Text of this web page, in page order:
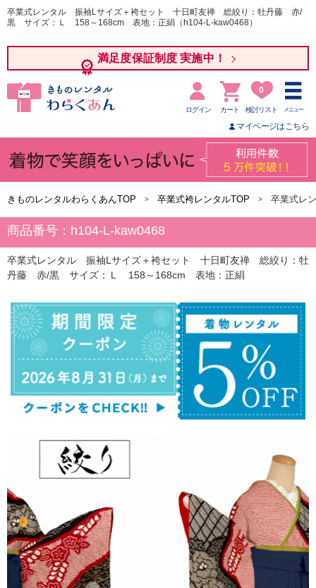
卒業式レンタル 振袖Lサイズ＋袴セット 十日町友禅 総絞り：牡丹藤 赤/
黒 サイズ：Ｌ 158～168cm 表地：正絹（h104-L-kaw0468）
満足度保証制度 実施中！
ログイン カート
0
検討リスト メニュー
マイページはこちら
きものレンタルわらくあんTOP 卒業式袴レンタルTOP 卒業式レ
商品番号：h104-L-kaw0468
卒業式レンタル 振袖Lサイズ＋袴セット 十日町友禅 総絞り：牡
丹藤 赤/黒 サイズ：Ｌ 158～168cm 表地：正絹